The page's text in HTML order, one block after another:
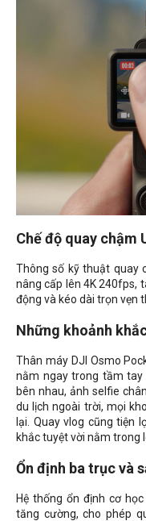
Chế độ quay chậm
Thông số kỹ thuật quay
nâng cấp lên 4K 240fps,
động và kéo dài trọn vẹn
Những khoảnh
Thân máy DJI Osmo
nằm ngay trong tầm tay
bên nhau, ảnh selfie
du lịch ngoài trời, mọi
lại. Quay vlog cũng tiện
khắc tuyệt vời nằm trong
Ổn định ba trục và
Hệ thống ổn định cơ
tăng cường, cho phép